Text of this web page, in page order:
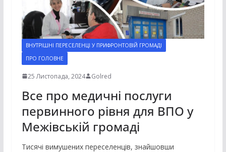
ВНУТРІШНІ ПЕРЕСЕЛЕНЦІ У ПРИФРОНТОВІЙ ГРОМАДІ
ПРО ГОЛОВНЕ
25 Листопада, 2024 Golred
Все про медичні послуги
первинного рівня для ВПО у
Межівській громаді
Тисячі вимушених переселенців, знайшовши